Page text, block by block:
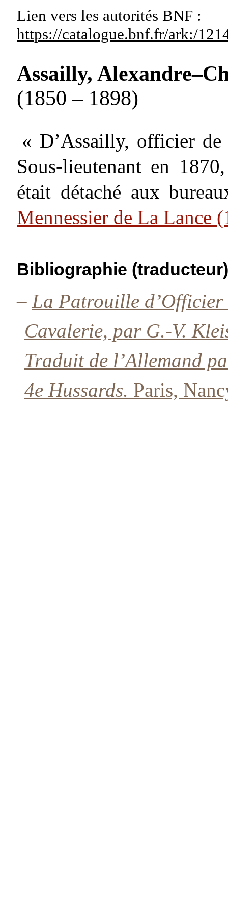
Lien vers les autorités BNF :
https://catalogue.bnf.fr/ark:/
Assailly,
(1850 – 1898)
« D’Assailly, officier de
Sous-lieutenant en
était détaché aux
Mennessier de La Lance
Bibliographie (traducteur)
– La Patrouille d’Officier
Cavalerie, par G.-V.
Traduit de l’Allemand
4e Hussards. Paris,